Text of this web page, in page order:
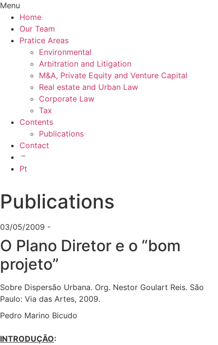
Menu
Home
Our Team
Pratice Areas
Environmental
Arbitration and Litigation
M&A, Private Equity and Venture Capital
Real estate and Urban Law
Corporate Law
Tax
Contents
Publications
Contact
Pt
Publications
03/05/2009 -
O Plano Diretor e o “bom
projeto”
Sobre Dispersão Urbana. Org. Nestor Goulart Reis. São
Paulo: Via das Artes, 2009.
Pedro Marino Bicudo
INTRODUÇÃO: